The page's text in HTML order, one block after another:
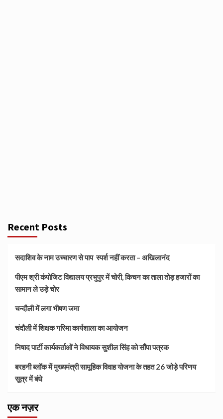
Recent Posts
सदाशिव के नाम उच्चारण से पाप स्पर्श नहीं करता – अखिलानंद
पीएम श्री कंपोजिट विद्यालय प्रभुपुर में चोरी, किचन का ताला तोड़ हजारों का
सामान ले उड़े चोर
चन्दौली में लगा भीषण जमा
चंदौली में शिक्षक गरिमा कार्यशाला का आयोजन
निषाद पार्टी कार्यकर्ताओं ने विधायक सुशील सिंह को सौंपा पत्रक
बरहनी ब्लॉक में मुख्यमंत्री सामूहिक विवाह योजना के तहत 26 जोड़े परिणय
सूत्र में बंधे
एक नज़र